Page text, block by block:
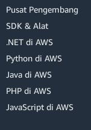
Pusat Pengembang
SDK & Alat
.NET di AWS
Python di AWS
Java di AWS
PHP di AWS
JavaScript di AWS